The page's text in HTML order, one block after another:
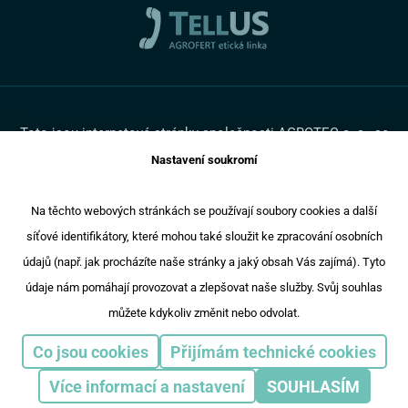
Promotruck
Cookies
Toto jsou internetové stránky společnosti AGROTEC a. s., se
zapsané v OR vedeném Krajským soudem v Brně, oddíl B,
AGROFERT řízeného společností AGROFERT, a.s., IČ
26185610, se sídlem na adrese Pyšelská 2327/2, Chodov, 149
00 Praha 4.
Copyright © 2024 AGROTEC a.s
Agrotec Auto Agrotec Trucks Eagrotec
Agri CS
Agrotec Plus
Nastavení soukromí
Na těchto webových stránkách se používají soubory cookies a další
síťové identifikátory, které mohou také sloužit ke zpracování osobních
údajů (např. jak procházíte naše stránky a jaký obsah Vás zajímá). Tyto
údaje nám pomáhají provozovat a zlepšovat naše služby. Svůj souhlas
můžete kdykoliv změnit nebo odvolat.
Co jsou cookies
Přijímám technické cookies
Více informací a nastavení
SOUHLASÍM